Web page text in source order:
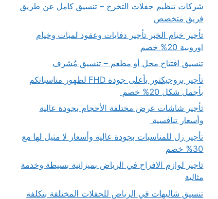
شركات تنظيم حفلات التخرج – تنسيق كامل عن طريق
فريق متخصص
تأجير خيام الخبر تأجير دفايات وعقود لمبات وخيام
اوروبية 20% خصم
تنسيق افتتاح محل أو مطعم – تنسيق مُشرف
تأجير بروجيكتور بأعلى جودة FHD لظهور مناسباتكم
بأجمل شكل 20% خصم
تأجير شاشات عرض مختلفة الأحجام بجودة عالية
وأسعار تنافسية
تأجير زل للمناسبات بجودة عالية وأسعار لا مثيل لها مع
30% خصم
تاجير لوازم الافراح في الرياض بميزانية بسيطة وخدمة
مثالية
تنسيق شاليهات في الرياض للحفلات المختلفة بتكلفة